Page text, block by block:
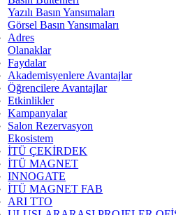
Yazılı Basın Yansımaları
Görsel Basın Yansımaları
Adres
Olanaklar
Faydalar
Akademisyenlere Avantajlar
Öğrencilere Avantajlar
Etkinlikler
Kampanyalar
Salon Rezervasyon
Ekosistem
İTÜ ÇEKİRDEK
İTÜ MAGNET
INNOGATE
İTÜ MAGNET FAB
ARI TTO